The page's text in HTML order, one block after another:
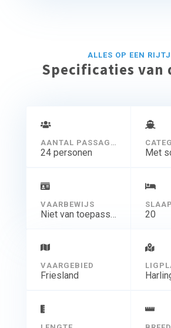
ALLES OP EEN
Specificaties van
AANTAL PASSAGIERS
24 personen
VAARBEWIJS
Niet van toepassing 20
VAARGEBIED
Friesland